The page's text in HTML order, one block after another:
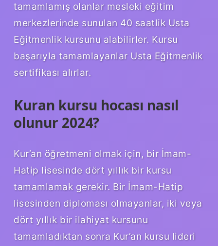
tamamlamış olanlar mesleki eğitim
merkezlerinde sunulan 40 saatlik Usta
Eğitmenlik kursunu alabilirler. Kursu
başarıyla tamamlayanlar Usta Eğitmenlik
sertifikası alırlar.
Kuran kursu hocası nasıl
olunur 2024?
Kur’an öğretmeni olmak için, bir İmam-
Hatip lisesinde dört yıllık bir kursu
tamamlamak gerekir. Bir İmam-Hatip
lisesinden diploması olmayanlar, iki veya
dört yıllık bir ilahiyat kursunu
tamamladıktan sonra Kur’an kursu lideri